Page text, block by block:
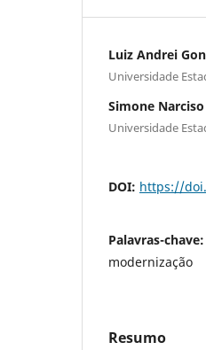
Luiz Andrei
Universidade
Simone Narciso
Universidade
DOI: https://
Palavras-chave:
modernização
Resumo